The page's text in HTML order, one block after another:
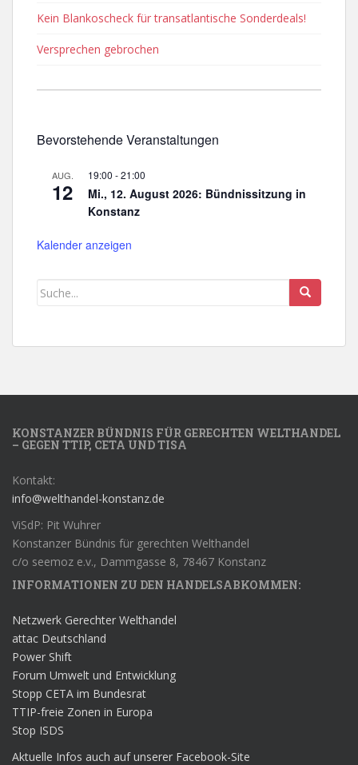
Kein Blankoscheck für transatlantische Sonderdeals!
Versprechen gebrochen
Bevorstehende Veranstaltungen
AUG.
12
19:00 -21:00
Mi., 12. August 2026: Bündnissitzung in
Konstanz
Kalender anzeigen
KONSTANZER BÜNDNIS FÜR GERECHTEN WELTHANDEL
– GEGEN TTIP, CETA UND TISA
Kontakt:
info@welthandel-konstanz.de
ViSdP: Pit Wuhrer
Konstanzer Bündnis für gerechten Welthandel
c/o seemoz e.v., Dammgasse 8, 78467 Konstanz
INFORMATIONEN ZU DEN HANDELSABKOMMEN:
Netzwerk Gerechter Welthandel
attac Deutschland
Power Shift
Forum Umwelt und Entwicklung
Stopp CETA im Bundesrat
TTIP-freie Zonen in Europa
Stop ISDS
Aktuelle Infos auch auf unserer Facebook-Site